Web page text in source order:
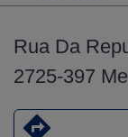
Rua Da
2725-397